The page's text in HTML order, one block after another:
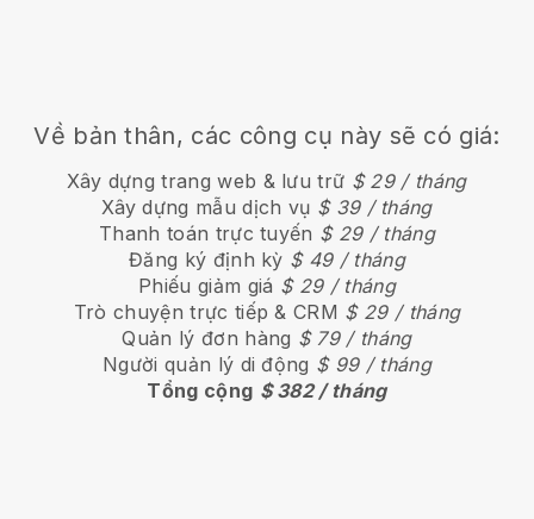
Về bản thân, các công cụ này sẽ có giá:
Xây dựng trang web & lưu trữ $ 29 / tháng
Xây dựng mẫu dịch vụ $ 39 / tháng
Thanh toán trực tuyến $ 29 / tháng
Đăng ký định kỳ $ 49 / tháng
Phiếu giảm giá $ 29 / tháng
Trò chuyện trực tiếp & CRM $ 29 / tháng
Quản lý đơn hàng $ 79 / tháng
Người quản lý di động $ 99 / tháng
Tổng cộng $ 382 / tháng